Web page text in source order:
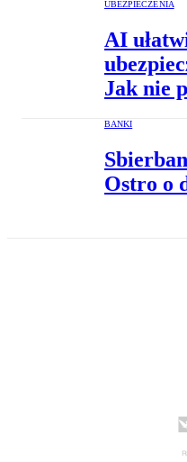
UBEZPIECZENIA
AI
Jak nie
BANKI
Ostro o